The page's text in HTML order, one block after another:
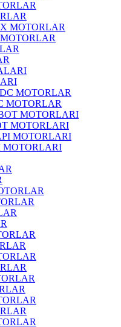
MOTORLAR
MOTORLARI
MOTORLARI